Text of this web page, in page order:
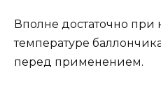
Вполне достаточно при
температуре
перед применением.